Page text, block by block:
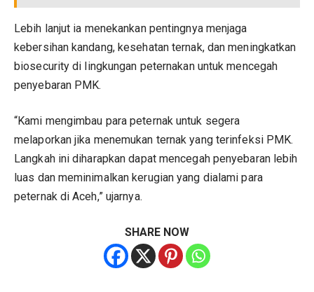
Lebih lanjut ia menekankan pentingnya menjaga
kebersihan kandang, kesehatan ternak, dan meningkatkan
biosecurity di lingkungan peternakan untuk mencegah
penyebaran PMK.
“Kami mengimbau para peternak untuk segera
melaporkan jika menemukan ternak yang terinfeksi PMK.
Langkah ini diharapkan dapat mencegah penyebaran lebih
luas dan meminimalkan kerugian yang dialami para
peternak di Aceh,” ujarnya.
SHARE NOW